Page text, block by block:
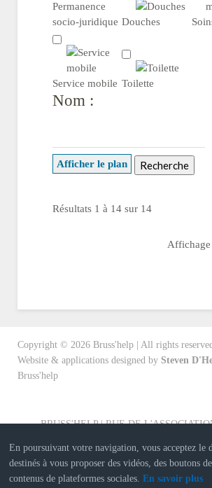
Permanence
socio-juridique Douches
Service mobile Toilette
Nom :
Afficher le plan
Résultats 1 à 14 sur 14
Copyright © 2026 Bruss'help | All rights
Website & applications designed by Steven
Bruss'help
En poursuivant votre navigation, vous acceptez le
destinés à vous proposer des vidéos, des boutons
contenus de plateformes sociales.En savoir plus
BRUSS'HELP | RUE DE